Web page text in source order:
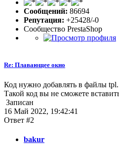
Сообщений: 86694
Репутация: +25428/-0
Сообщество PrestaShop
Re: Плавающее окно
Код нужно добавлять в файлы tpl.
Такой код вы не сможете
Записан
16 Май 2022, 19:42:41
Ответ #2
bakur